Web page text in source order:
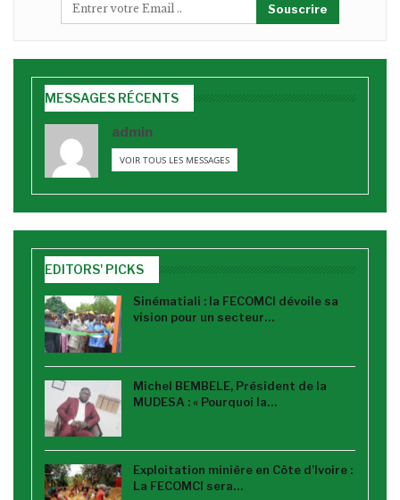
Souscrire
MESSAGES RÉCENTS
admin
VOIR TOUS LES MESSAGES
EDITORS' PICKS
Sinématiali : la FECOMCI dévoile sa
vision pour un secteur…
Michel BEMBELE, Président de la
MUDESA : « Pourquoi la…
Exploitation minière en Côte d’Ivoire :
La FECOMCI sera…